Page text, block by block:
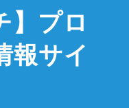
】プロ
報サイ